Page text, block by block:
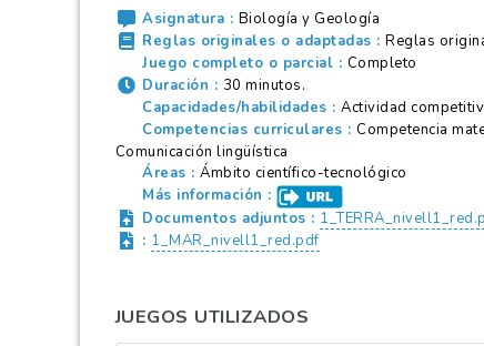
Asignatura
Biología y Geología
Reglas originales o adaptadas
Reglas
Juego completo o parcial
Completo
Duración
30 minutos.
Capacidades/habilidades
Actividad
Competencias curriculares
Competencia
Comunicación lingüística
Áreas
Ámbito científico-tecnológico
Más información
Documentos adjuntos
1_MAR_nivell1_red.pdf
JUEGOS UTILIZADOS